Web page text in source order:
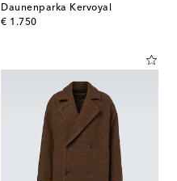
Daunenparka Kervoyal
€ 1.750
original price